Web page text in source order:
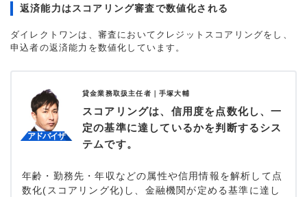
返済能力はスコアリング審査で数値化される
ダイレクトワンは、審査においてクレジットスコアリングをし、
申込者の返済能力を数値化しています。
貸金業務取扱主任者｜ 手塚大輔
スコアリングは、信用度を点数化し、一
定の基準に達しているかを判断するシス
テムです。
年齢・勤務先・年収などの属性や信用情報を解析して点
数化(スコアリング化)し、金融機関が定める基準に達し